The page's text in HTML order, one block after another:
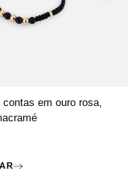
contas em ouro rosa,